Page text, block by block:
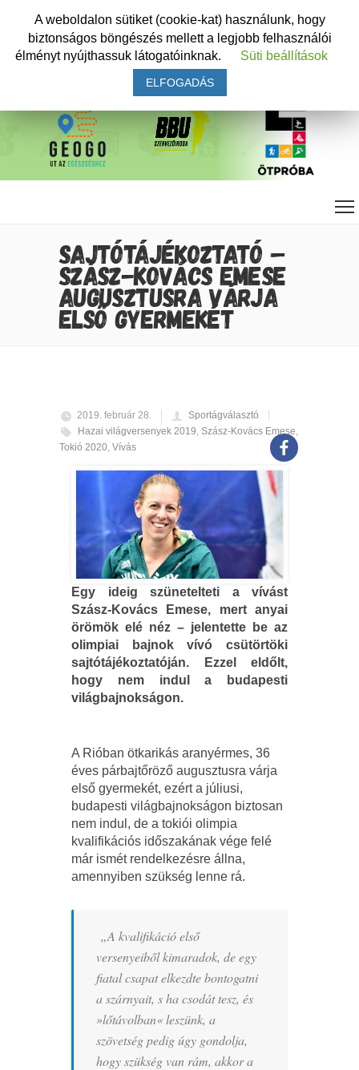
SAJTÓTÁJÉKOZTATÓ –
SZÁSZ-KOVÁCS EMESE
AUGUSZTUSRA VÁRJA
ELSŐ GYERMEKÉT
2019. február 28.
Sportágválasztó
Hazai világversenyek 2019, Szász-Kovács Emese,
Tokió 2020, Vívás
Egy ideig szünetelteti a vívást
Szász-Kovács Emese, mert anyai
örömök elé néz – jelentette be az
olimpiai bajnok vívó csütörtöki
sajtótájékoztatóján. Ezzel eldőlt,
hogy nem indul a budapesti
világbajnokságon.
A Rióban ötkarikás aranyérmes, 36
éves párbajtőröző augusztusra várja
első gyermekét, ezért a júliusi,
budapesti világbajnokságon biztosan
nem indul, de a tokiói olimpia
kvalifikációs időszakának vége felé
már ismét rendelkezésre állna,
amennyiben szükség lenne rá.
„A kvalifikáció első
versenyeiből kimaradok, de egy
fiatal csapat elkezdte bontogatni
a szárnyait, s ha csodát tesz, és
»lőtávolban« leszünk, a
szövetség pedig úgy gondolja,
hogy szükség van rám, akkor a
A weboldalon sütiket (cookie-kat) használunk, hogy
biztonságos böngészés mellett a legjobb felhasználói
élményt nyújthassuk látogatóinknak.
Süti beállítások
ELFOGADÁS